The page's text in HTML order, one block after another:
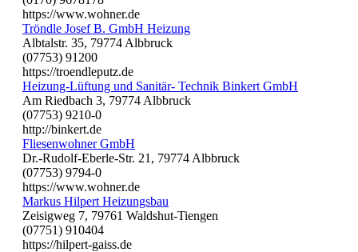
https://www.wohner.de
Tröndle Josef B. GmbH Heizung
Albtalstr. 35, 79774 Albbruck
(07753) 91200
https://troendleputz.de
Heizung-Lüftung und Sanitär- Technik Binkert GmbH
Am Riedbach 3, 79774 Albbruck
(07753) 9210-0
http://binkert.de
Fliesenwohner GmbH
Dr.-Rudolf-Eberle-Str. 21, 79774 Albbruck
(07753) 9794-0
https://www.wohner.de
Markus Hilpert Heizungsbau
Zeisigweg 7, 79761 Waldshut-Tiengen
(07751) 910404
https://hilpert-gaiss.de